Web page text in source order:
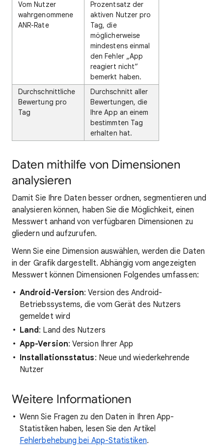
Vom Nutzer
wahrgenommene
ANR-Rate
Prozentsatz der
aktiven Nutzer pro
Tag, die
möglicherweise
mindestens einmal
den Fehler „App
reagiert nicht“
bemerkt haben.
Durchschnittliche
Bewertung pro
Tag
Durchschnitt aller
Bewertungen, die
Ihre App an einem
bestimmten Tag
erhalten hat.
Daten mithilfe von Dimensionen
analysieren
Damit Sie Ihre Daten besser ordnen, segmentieren und
analysieren können, haben Sie die Möglichkeit, einen
Messwert anhand von verfügbaren Dimensionen zu
gliedern und aufzurufen.
Wenn Sie eine Dimension auswählen, werden die Daten
in der Grafik dargestellt. Abhängig vom angezeigten
Messwert können Dimensionen Folgendes umfassen:
Android-Version: Version des Android-
Betriebssystems, die vom Gerät des Nutzers
gemeldet wird
Land: Land des Nutzers
App-Version: Version Ihrer App
Installationsstatus: Neue und wiederkehrende
Nutzer
Weitere Informationen
Wenn Sie Fragen zu den Daten in Ihren App-
Statistiken haben, lesen Sie den Artikel
Fehlerbehebung bei App-Statistiken.